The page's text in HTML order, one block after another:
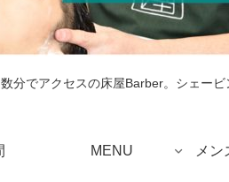
分でアクセスの床屋Barber。シェー
MENU メ